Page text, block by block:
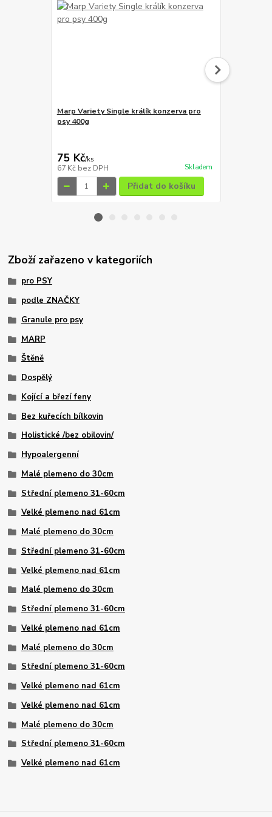
Marp Variety Single králík konzerva pro
psy 400g
75 Kč/ks
67 Kč bez DPH Skladem
Přidat do košíku
Zboží zařazeno v kategoriích
pro PSY
podle ZNAČKY
Granule pro psy
MARP
Štěně
Dospělý
Kojící a březí feny
Bez kuřecích bílkovin
Holistické /bez obilovin/
Hypoalergenní
Malé plemeno do 30cm
Střední plemeno 31-60cm
Velké plemeno nad 61cm
Malé plemeno do 30cm
Střední plemeno 31-60cm
Velké plemeno nad 61cm
Malé plemeno do 30cm
Střední plemeno 31-60cm
Velké plemeno nad 61cm
Malé plemeno do 30cm
Střední plemeno 31-60cm
Velké plemeno nad 61cm
Velké plemeno nad 61cm
Malé plemeno do 30cm
Střední plemeno 31-60cm
Velké plemeno nad 61cm